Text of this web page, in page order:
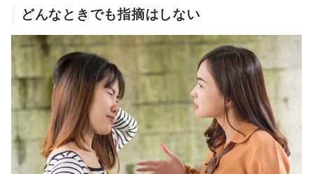
どんなときでも指摘はしない